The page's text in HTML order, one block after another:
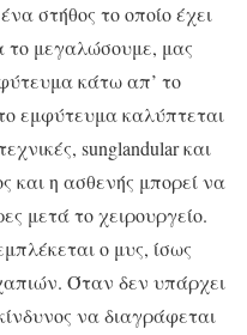
στήθος το οποίο έχει
το μεγαλώσουμε, μας
κάτω απ’ το
εμφύτευμα καλύπτεται
sunglandular και
και η ασθενής μπορεί να
μετά το χειρουργείο.
ο μυς, ίσως
Όταν δεν υπάρχει
να διαγράφεται